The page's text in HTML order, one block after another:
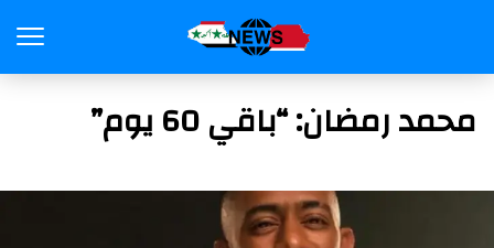
محمد رمضان: “باقي 60 يوم”